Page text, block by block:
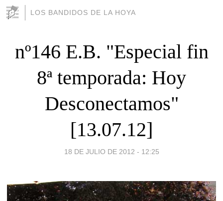
LOS BANDIDOS DE LA HOYA
nº146 E.B. "Especial fin
8ª temporada: Hoy
Desconectamos"
[13.07.12]
18 DE JULIO DE 2012 - 12:25